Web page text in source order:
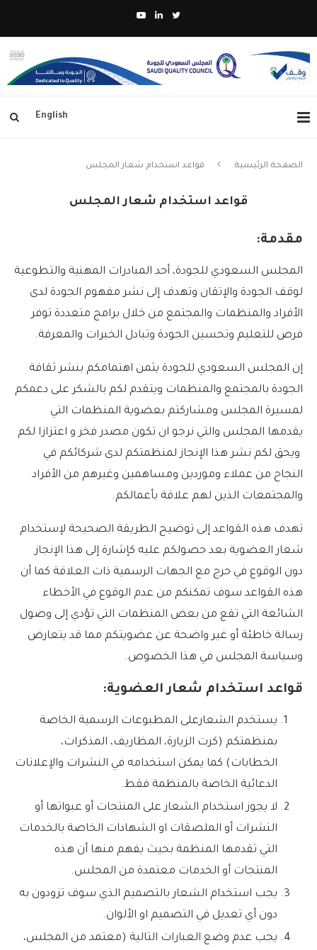
English
الصفحة الرئيسية قواعد استخدام شعار المجلس
قواعد استخدام شعار المجلس
مقدمة:
المجلس السعودي للجودة، أحد المبادرات المهنية والتطوعية
لوقف الجودة والإتقان وتهدف إلى نشر مفهوم الجودة لدى
الأفراد والمنظمات والمجتمع من خلال برامج متعددة توفر
فرص للتعليم وتحسين الجودة وتبادل الخبرات والمعرفة.
إن المجلس السعودي للجودة يثمن اهتمامكم بنشر ثقافة
الجودة بالمجتمع والمنظمات ويتقدم لكم بالشكر على دعمكم
لمسيرة المجلس ومشاركتم بعضوية المنظمات التي
يقدمها المجلس والتي نرجو ان تكون مصدر فخر و اعتزازا لكم
ويحق لكم نشر هذا الإنجاز لمنظمتكم لدى شركائكم في
النجاح من عملاء وموردين ومساهمين وغيرهم من الأفراد
والمجتمعات الذين لهم علاقة بأعمالكم.
تهدف هذه القواعد إلى توضيح الطريقة الصحيحة لإستخدام
شعار العضوية بعد حصولكم عليه كإشارة إلى هذا الإنجاز
دون الوقوع في حرج مع الجهات الرسمية ذات العلاقة كما أن
هذه القواعد سوف تمكنكم من عدم الوقوع في الأخطاء
الشائعة التي تقع من بعض المنظمات التي تؤدي إلى وصول
رسالة خاطئة أو غير واضحة عن عضويتكم مما قد يتعارض
وسياسة المجلس في هذا الخصوص.
قواعد استخدام شعار العضوية:
يستخدم الشعارعلى المطبوعات الرسمية الخاصة
بمنظمتكم (كرت الزيارة، المظاريف، المذكرات،
الخطابات) كما يمكن استخدامه في النشرات والإعلانات
الدعائية الخاصة بالمنظمة فقط.
لا يجوز استخدام الشعار على المنتجات أو عبواتها أو
النشرات أو الملصقات او الشهادات الخاصة بالخدمات
التي تقدمها المنظمة بحيث يفهم منها أن هذه
المنتجات أو الخدمات معتمدة من المجلس.
يجب استخدام الشعار بالتصميم الذي سوف تزودون به
دون أي تعديل في التصميم او الألوان.
يجب عدم وضع العبارات التالية (معتمد من المجلس،